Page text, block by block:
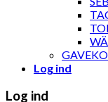
Log ind
Log ind